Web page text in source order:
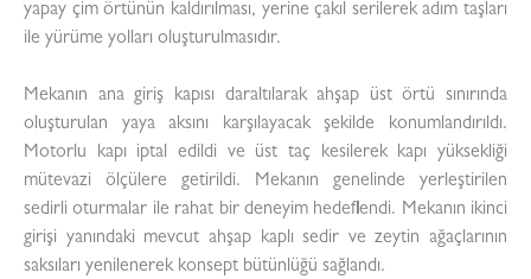
yapay çim örtünün kaldırılması, yerine çakıl serilerek adım taşları
ile yürüme yolları oluşturulmasıdır.
Mekanın ana giriş kapısı daraltılarak ahşap üst örtü sınırında
oluşturulan yaya aksını karşılayacak şekilde konumlandırıldı.
Motorlu kapı iptal edildi ve üst taç kesilerek kapı yüksekliği
mütevazi ölçülere getirildi. Mekanın genelinde yerleştirilen
sedirli oturmalar ile rahat bir deneyim hedeflendi. Mekanın ikinci
girişi yanındaki mevcut ahşap kaplı sedir ve zeytin ağaçlarının
saksıları yenilenerek konsept bütünlüğü sağlandı.